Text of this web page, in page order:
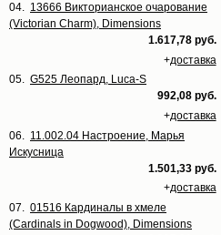
04. 13666 Викторианское очарование
(Victorian Charm), Dimensions
1.617,78 руб.
+доставка
05. G525 Леопард, Luca-S
992,08 руб.
+доставка
06. 11.002.04 Настроение, Марья
Искусница
1.501,33 руб.
+доставка
07. 01516 Кардиналы в хмеле
(Cardinals in Dogwood), Dimensions